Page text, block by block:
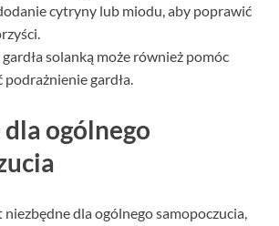
cytryny lub miodu, aby poprawić
gardła solanką może również pomóc
podrażnienie gardła.
ogólnego
dla ogólnego samopoczucia,